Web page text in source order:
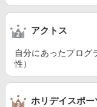
アクトス
自分にあったプログ
性）
ホリデイスポー